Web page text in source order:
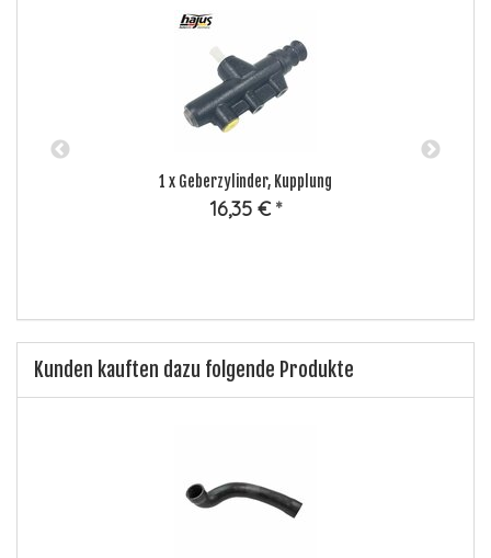
1 x Geberzylinder, Kupplung
16,35 € *
Kunden kauften dazu folgende Produkte